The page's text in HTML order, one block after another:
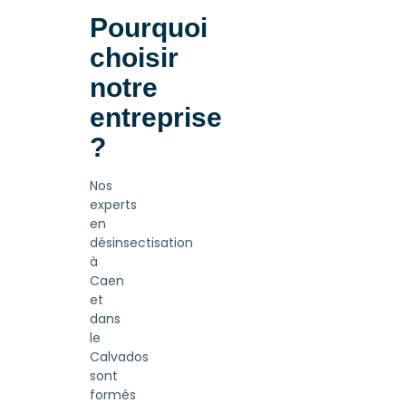
Pourquoi
choisir
notre
entreprise
?
Nos
experts
en
désinsectisation
à
Caen
et
dans
le
Calvados
sont
formés